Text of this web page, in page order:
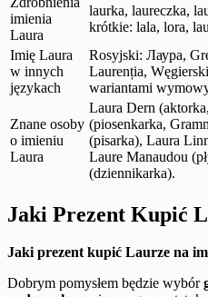
imienia
Laura
laurka, laureczka,
krótkie: lala, lora,
Imię Laura
w innych
językach
Rosyjski: Лаура,
Laurenția,
wariantami
Znane osoby
o imieniu
Laura
Laura Dern
(piosenkarka,
(pisarka), Laura
Laure Manaudou
(dziennikarka).
Jaki Prezent Kupić
Jaki prezent kupić Laurze na
Dobrym pomysłem będzie wybór